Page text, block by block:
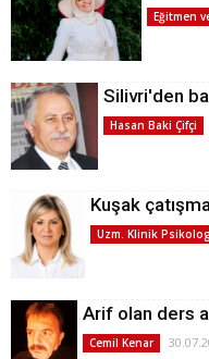
Eğitmen
Silivri'den
Hasan Baki Çifçi
Kuşak
Uzm. Klinik
Arif olan ders
Cemil Kenar